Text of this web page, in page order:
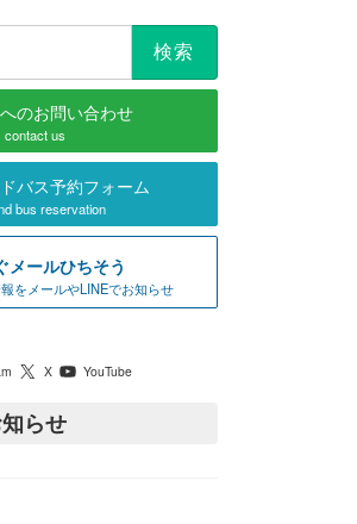
のお問い合わせ
contact us
バス予約フォーム
bus reservation
メールひちそう
をメールやLINEでお知らせ
X YouTube
らせ